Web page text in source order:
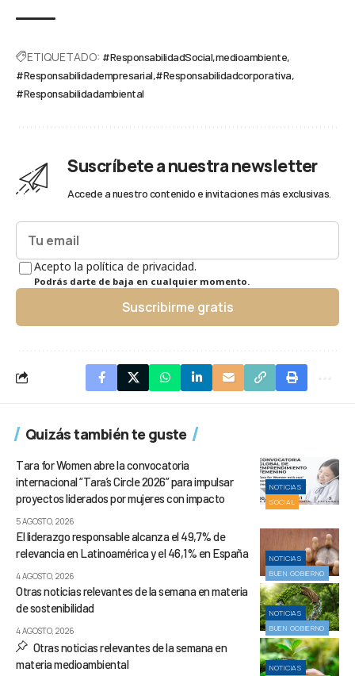
ETIQUETADO: #ResponsabilidadSocial medioambiente
#Responsabilidadempresarial #Responsabilidadcorporativa
#Responsabilidadambiental
Suscríbete a nuestra newsletter
Accede a nuestro contenido e invitaciones más exclusivas.
Acepto la política de privacidad.
Podrás darte de baja en cualquier momento.
Suscribirme gratis
Quizás también te guste
NOTICIAS
SOCIAL
Tara for Women abre la convocatoria
internacional “Tara’s Circle 2026” para impulsar
proyectos liderados por mujeres con impacto
5 AGOSTO, 2026
NOTICIAS
BUEN GOBIERNO
El liderazgo responsable alcanza el 49,7% de
relevancia en Latinoamérica y el 46,1% en España
4 AGOSTO, 2026
NOTICIAS
BUEN GOBIERNO
Otras noticias relevantes de la semana en materia
de sostenibilidad
4 AGOSTO, 2026
NOTICIAS
Otras noticias relevantes de la semana en
materia medioambiental